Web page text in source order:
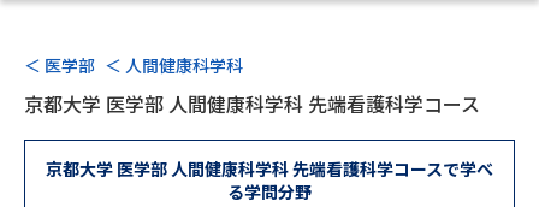
専門学校の資料請求 大学院の資料請求
留学・進学関連、塾・予備校
大学入学共通テスト「受験案
内」の請求
＜ 医学部 ＜ 人間健康科学科
京都大学 医学部 人間健康科学科 先端看護科学コース
京都大学 医学部 人間健康科学科 先端看護科学コースで学べ
る学問分野